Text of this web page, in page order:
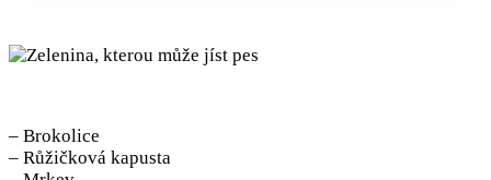
– Brokolice
– Růžičková kapusta